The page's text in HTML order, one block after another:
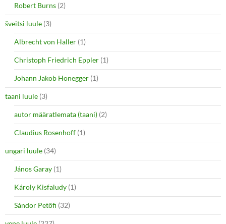
Robert Burns (2)
šveitsi luule (3)
Albrecht von Haller (1)
Christoph Friedrich Eppler (1)
Johann Jakob Honegger (1)
taani luule (3)
autor määratlemata (taani) (2)
Claudius Rosenhoff (1)
ungari luule (34)
János Garay (1)
Károly Kisfaludy (1)
Sándor Petőfi (32)